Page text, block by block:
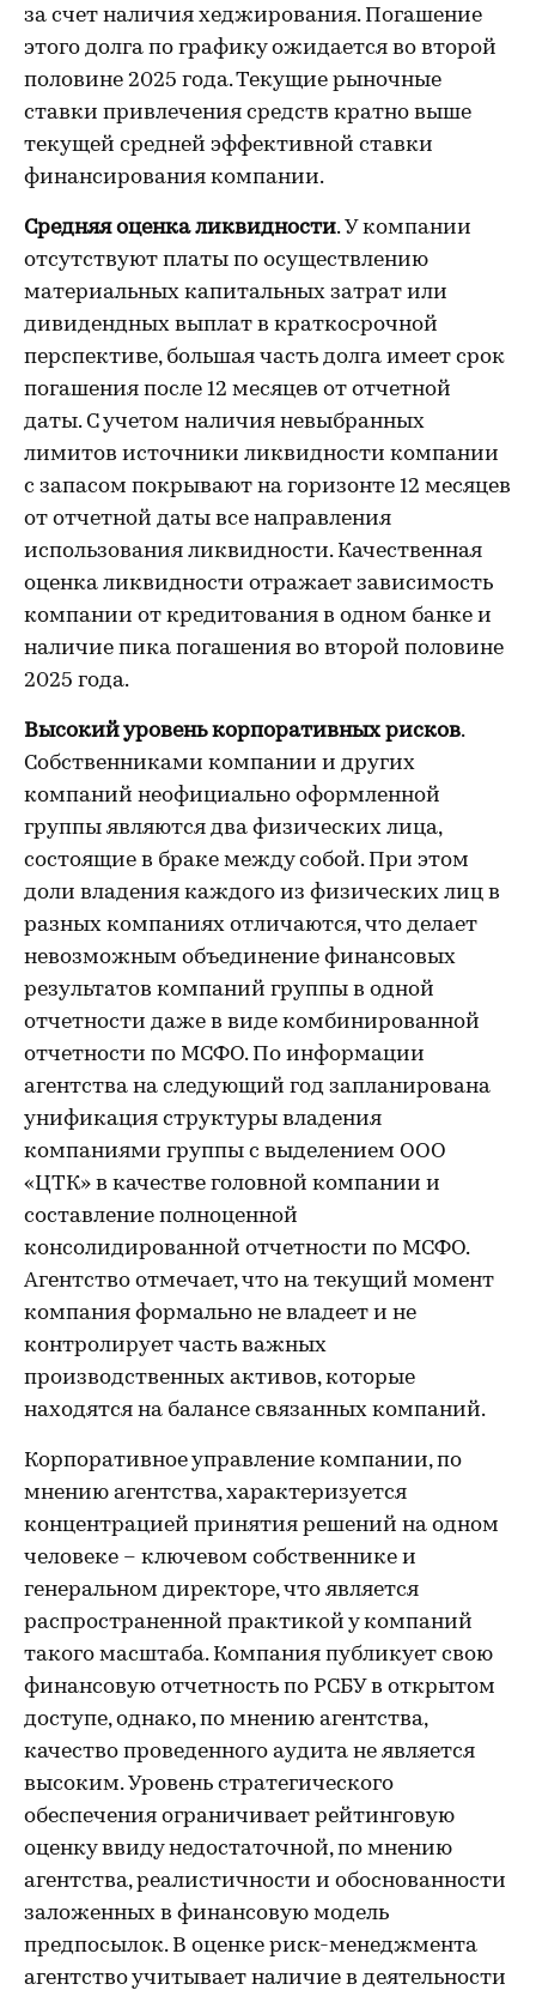
за счет наличия хеджирования. Погашение
этого долга по графику ожидается во второй
половине 2025 года. Текущие рыночные
ставки привлечения средств кратно выше
текущей средней эффективной ставки
финансирования компании.
Средняя оценка ликвидности. У компании
отсутствуют платы по осуществлению
материальных капитальных затрат или
дивидендных выплат в краткосрочной
перспективе, большая часть долга имеет срок
погашения после 12 месяцев от отчетной
даты. С учетом наличия невыбранных
лимитов источники ликвидности компании
с запасом покрывают на горизонте 12 месяцев
от отчетной даты все направления
использования ликвидности. Качественная
оценка ликвидности отражает зависимость
компании от кредитования в одном банке и
наличие пика погашения во второй половине
2025 года.
Высокий уровень корпоративных рисков.
Собственниками компании и других
компаний неофициально оформленной
группы являются два физических лица,
состоящие в браке между собой. При этом
доли владения каждого из физических лиц в
разных компаниях отличаются, что делает
невозможным объединение финансовых
результатов компаний группы в одной
отчетности даже в виде комбинированной
отчетности по МСФО. По информации
агентства на следующий год запланирована
унификация структуры владения
компаниями группы с выделением ООО
«ЦТК» в качестве головной компании и
составление полноценной
консолидированной отчетности по МСФО.
Агентство отмечает, что на текущий момент
компания формально не владеет и не
контролирует часть важных
производственных активов, которые
находятся на балансе связанных компаний.
Корпоративное управление компании, по
мнению агентства, характеризуется
концентрацией принятия решений на одном
человеке – ключевом собственнике и
генеральном директоре, что является
распространенной практикой у компаний
такого масштаба. Компания публикует свою
финансовую отчетность по РСБУ в открытом
доступе, однако, по мнению агентства,
качество проведенного аудита не является
высоким. Уровень стратегического
обеспечения ограничивает рейтинговую
оценку ввиду недостаточной, по мнению
агентства, реалистичности и обоснованности
заложенных в финансовую модель
предпосылок. В оценке риск-менеджмента
агентство учитывает наличие в деятельности